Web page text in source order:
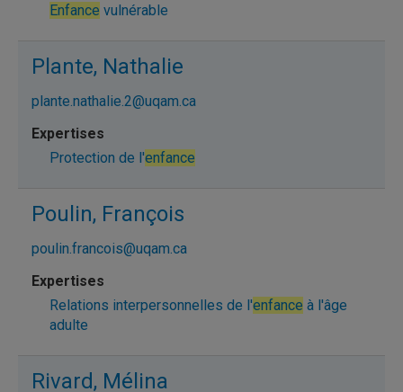
Enfance vulnérable
Plante, Nathalie
plante.nathalie.2@uqam.ca
Protection de l'enfance
Poulin, François
poulin.francois@uqam.ca
Relations interpersonnelles de l'enfance à l'âge
adulte
Rivard, Mélina